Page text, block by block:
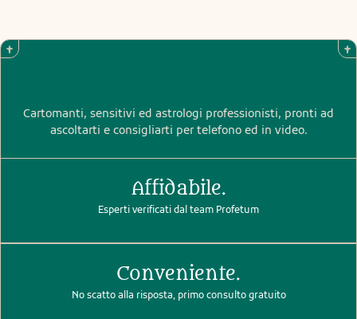
Cartomanti, sensitivi ed astrologi professionisti, pronti ad
ascoltarti e consigliarti per telefono ed in video.
Affidabile.
Esperti verificati dal team Profetum
Conveniente.
No scatto alla risposta, primo consulto gratuito